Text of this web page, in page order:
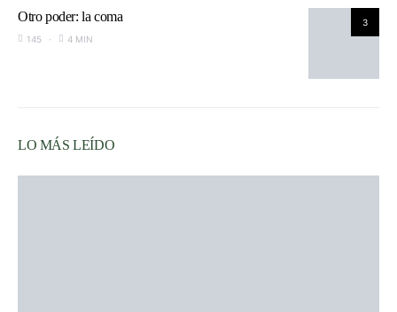
3
Otro poder: la coma
145 4 MIN
LO MÁS LEÍDO